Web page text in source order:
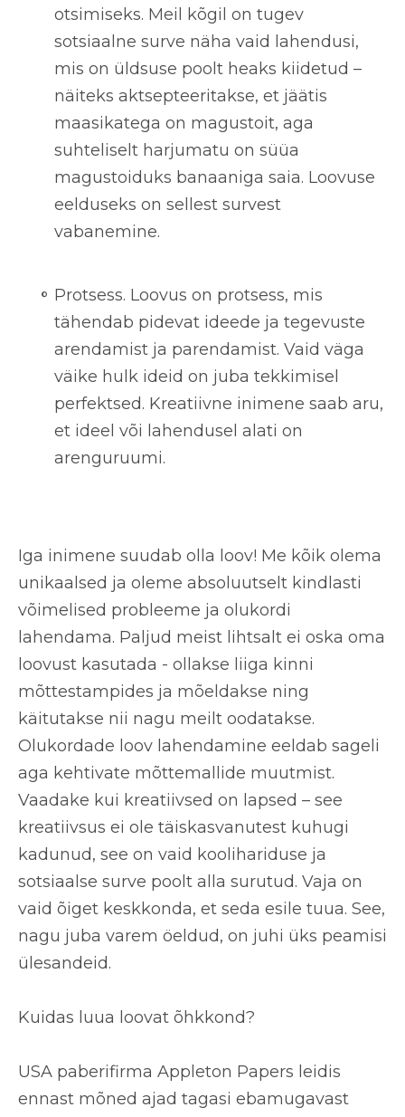
otsimiseks. Meil kõgil on tugev
sotsiaalne surve näha vaid lahendusi,
mis on üldsuse poolt heaks kiidetud –
näiteks aktsepteeritakse, et jäätis
maasikatega on magustoit, aga
suhteliselt harjumatu on süüa
magustoiduks banaaniga saia. Loovuse
eelduseks on sellest survest
vabanemine.
Protsess. Loovus on protsess, mis
tähendab pidevat ideede ja tegevuste
arendamist ja parendamist. Vaid väga
väike hulk ideid on juba tekkimisel
perfektsed. Kreatiivne inimene saab aru,
et ideel või lahendusel alati on
arenguruumi.
Iga inimene suudab olla loov! Me kõik olema
unikaalsed ja oleme absoluutselt kindlasti
võimelised probleeme ja olukordi
lahendama. Paljud meist lihtsalt ei oska oma
loovust kasutada - ollakse liiga kinni
mõttestampides ja mõeldakse ning
käitutakse nii nagu meilt oodatakse.
Olukordade loov lahendamine eeldab sageli
aga kehtivate mõttemallide muutmist.
Vaadake kui kreatiivsed on lapsed – see
kreatiivsus ei ole täiskasvanutest kuhugi
kadunud, see on vaid koolihariduse ja
sotsiaalse surve poolt alla surutud. Vaja on
vaid õiget keskkonda, et seda esile tuua. See,
nagu juba varem öeldud, on juhi üks peamisi
ülesandeid.
Kuidas luua loovat õhkkond?
USA paberifirma Appleton Papers leidis
ennast mõned ajad tagasi ebamugavast